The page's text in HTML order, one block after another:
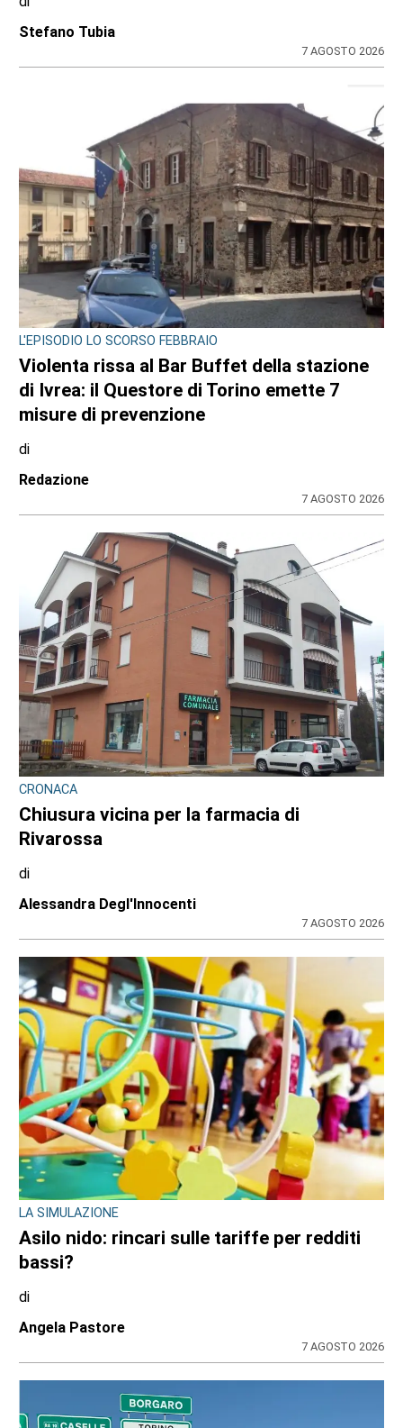
Stefano Tubia
7 AGOSTO 2026
L'EPISODIO LO SCORSO FEBBRAIO
Violenta rissa al Bar Buffet della stazione
di Ivrea: il Questore di Torino emette 7
misure di prevenzione
di
Redazione
7 AGOSTO 2026
CRONACA
Chiusura vicina per la farmacia di
Rivarossa
di
Alessandra Degl'Innocenti
7 AGOSTO 2026
LA SIMULAZIONE
Asilo nido: rincari sulle tariffe per redditi
bassi?
di
Angela Pastore
7 AGOSTO 2026